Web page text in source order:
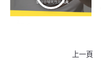
上一頁